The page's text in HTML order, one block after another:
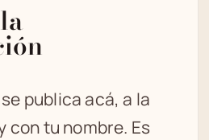
publica acá, a la
con tu nombre. Es